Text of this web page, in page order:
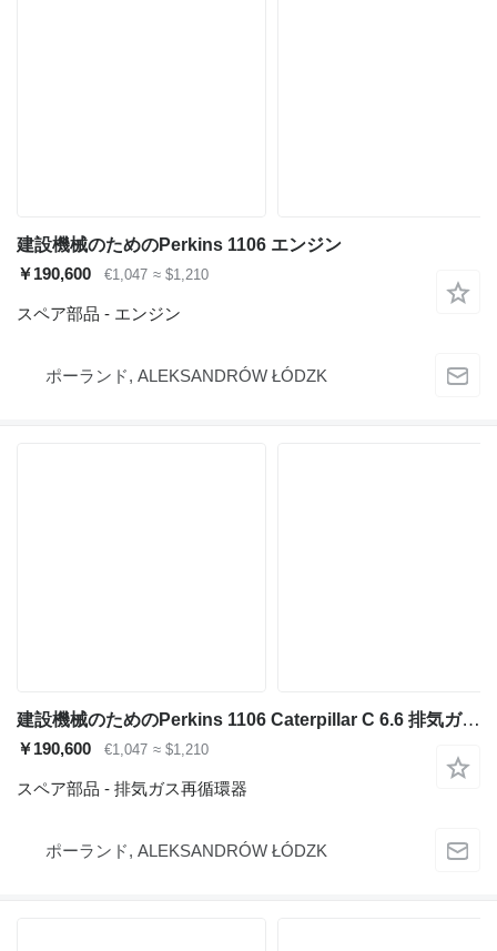
建設機械のためのPerkins 1106 エンジン
￥190,600
€1,047 ≈ $1,210
スペア部品 - エンジン
ポーランド, ALEKSANDRÓW ŁÓDZK
建設機械のためのPerkins 1106 Caterpillar C 6.6 排気ガス再循環器
￥190,600 €1,047 ≈ $1,210
スペア部品 - 排気ガス再循環器
ポーランド, ALEKSANDRÓW ŁÓDZK